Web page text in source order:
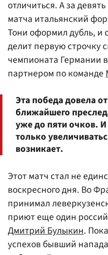
отличиться. А за
матча итальянский
Тони оформил дубль, и
делит первую строчку
чемпионата Германии
партнером по команде
Эта победа довела
ближайшего
уже до пяти очков.
только
возникает.
Этот матч стал не
воскресного дня. Во
принимал
приют еще один
Дмитрий Булыкин.
успехов бывший